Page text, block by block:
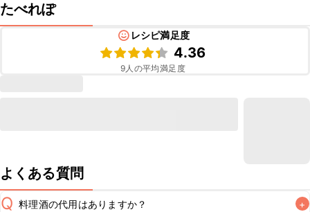
たべれぽ
レシピ満足度
4.36
9人の平均満足度
よくある質問
Q 料理酒の代用はありますか？ +